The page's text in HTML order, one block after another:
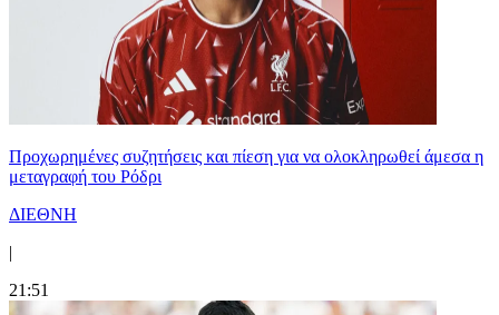
Προχωρημένες συζητήσεις και πίεση για να ολοκληρωθεί άμεσα η
μεταγραφή του Ρόδρι
ΔΙΕΘΝΗ
|
21:51